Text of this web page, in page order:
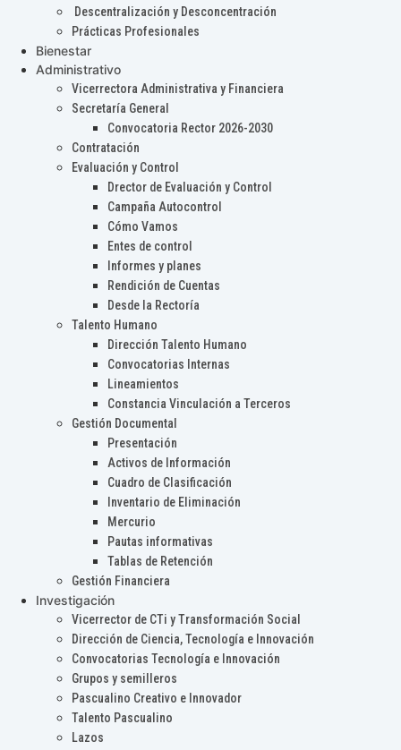
Descentralización y Desconcentración
Prácticas Profesionales
Bienestar
Administrativo
Vicerrectora Administrativa y Financiera
Secretaría General
Convocatoria Rector 2026-2030
Contratación
Evaluación y Control
Drector de Evaluación y Control
Campaña Autocontrol
Cómo Vamos
Entes de control
Informes y planes
Rendición de Cuentas
Desde la Rectoría
Talento Humano
Dirección Talento Humano
Convocatorias Internas
Lineamientos
Constancia Vinculación a Terceros
Gestión Documental
Presentación
Activos de Información
Cuadro de Clasificación
Inventario de Eliminación
Mercurio
Pautas informativas
Tablas de Retención
Gestión Financiera
Investigación
Vicerrector de CTi y Transformación Social
Dirección de Ciencia, Tecnología e Innovación
Convocatorias Tecnología e Innovación
Grupos y semilleros
Pascualino Creativo e Innovador
Talento Pascualino
Lazos